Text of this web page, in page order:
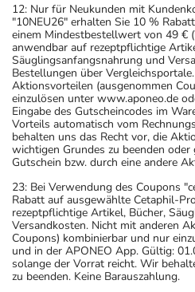
12: Nur für Neukunden mit
"10NEU26" erhalten Sie 10 %
einem Mindestbestellwert von 49 €
anwendbar auf rezeptpflichtige
Säuglingsanfangsnahrung und
Bestellungen über
Aktionsvorteilen (ausgenommen
einzulösen unter www.aponeo.de
Eingabe des Gutscheincodes im
Vorteils automatisch vom
behalten uns das Recht vor, die
wichtigen Grundes zu beenden
Gutschein bzw. durch eine andere
23: Bei Verwendung des Coupons
Rabatt auf ausgewählte Cetaphil-
rezeptpflichtige Artikel, Bücher,
Versandkosten. Nicht mit anderen
Coupons) kombinierbar und nur
und in der APONEO App. Gültig:
solange der Vorrat reicht. Wir
zu beenden. Keine Barauszahlung.